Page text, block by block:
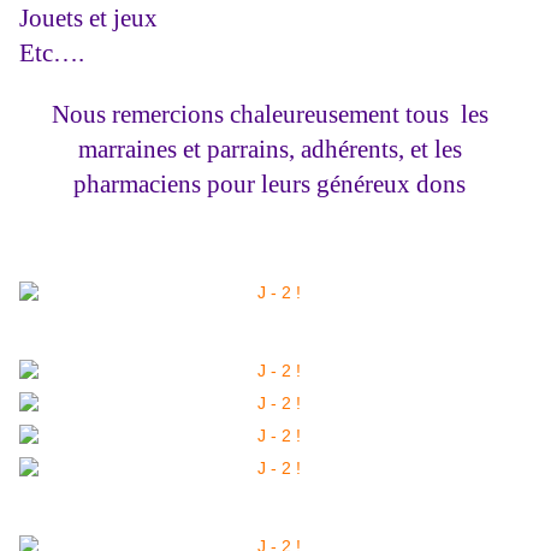
Jouets et jeux
Etc….
Nous remercions chaleureusement tous les
marraines et parrains, adhérents, et les
pharmaciens pour leurs généreux dons